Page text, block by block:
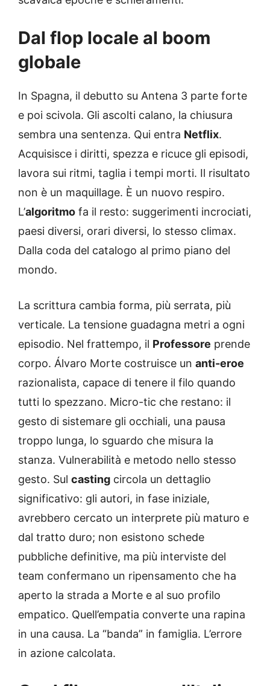
Dal flop locale al boom
globale
In Spagna, il debutto su Antena 3 parte forte
e poi scivola. Gli ascolti calano, la chiusura
sembra una sentenza. Qui entra Netflix.
Acquisisce i diritti, spezza e ricuce gli episodi,
lavora sui ritmi, taglia i tempi morti. Il risultato
non è un maquillage. È un nuovo respiro.
L’algoritmo fa il resto: suggerimenti incrociati,
paesi diversi, orari diversi, lo stesso climax.
Dalla coda del catalogo al primo piano del
mondo.
La scrittura cambia forma, più serrata, più
verticale. La tensione guadagna metri a ogni
episodio. Nel frattempo, il Professore prende
corpo. Álvaro Morte costruisce un anti-eroe
razionalista, capace di tenere il filo quando
tutti lo spezzano. Micro-tic che restano: il
gesto di sistemare gli occhiali, una pausa
troppo lunga, lo sguardo che misura la
stanza. Vulnerabilità e metodo nello stesso
gesto. Sul casting circola un dettaglio
significativo: gli autori, in fase iniziale,
avrebbero cercato un interprete più maturo e
dal tratto duro; non esistono schede
pubbliche definitive, ma più interviste del
team confermano un ripensamento che ha
aperto la strada a Morte e al suo profilo
empatico. Quell’empatia converte una rapina
in una causa. La “banda” in famiglia. L’errore
in azione calcolata.